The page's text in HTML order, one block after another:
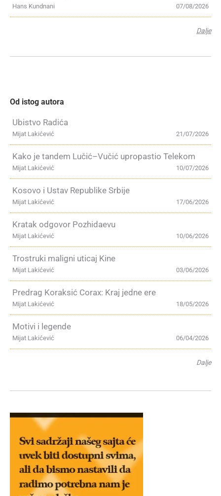
07/08/2026
Hans Kundnani
Dalje
Od istog autora
Ubistvo Radića
21/07/2026
Mijat Lakićević
Kako je tandem Lučić–Vučić upropastio Telekom
10/07/2026
Mijat Lakićević
Kosovo i Ustav Republike Srbije
17/06/2026
Mijat Lakićević
Kratak odgovor Pozhidaevu
10/06/2026
Mijat Lakićević
Trostruki maligni uticaj Kine
03/06/2026
Mijat Lakićević
Predrag Koraksić Corax: Kraj jedne ere
18/05/2026
Mijat Lakićević
Motivi i legende
06/04/2026
Mijat Lakićević
Dalje